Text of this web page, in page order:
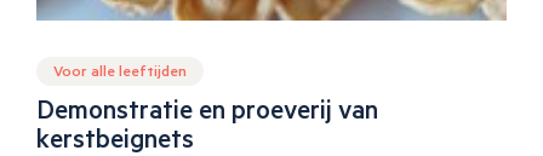
Voor alle leeftijden
Demonstratie en proeverij van
kerstbeignets